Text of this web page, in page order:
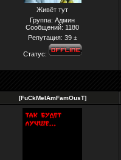
Живёт тут
Группа: Админ
Сообщений: 1180
Репутация: 39 ±
Статус:
[FuCkMeIAmFamOusT]